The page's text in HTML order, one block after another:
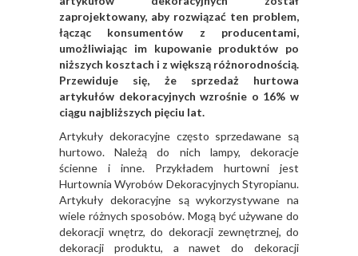
zaprojektowany, aby rozwiązać ten problem,
łącząc konsumentów z producentami,
umożliwiając im kupowanie produktów po
niższych kosztach i z większą różnorodnością.
Przewiduje się, że sprzedaż hurtowa
artykułów dekoracyjnych wzrośnie o 16% w
ciągu najbliższych pięciu lat.
Artykuły dekoracyjne często sprzedawane są
hurtowo. Należą do nich lampy, dekoracje
ścienne i inne. Przykładem hurtowni jest
Hurtownia Wyrobów Dekoracyjnych Styropianu.
Artykuły dekoracyjne są wykorzystywane na
wiele różnych sposobów. Mogą być używane do
dekoracji wnętrz, do dekoracji zewnętrznej, do
dekoracji produktu, a nawet do dekoracji